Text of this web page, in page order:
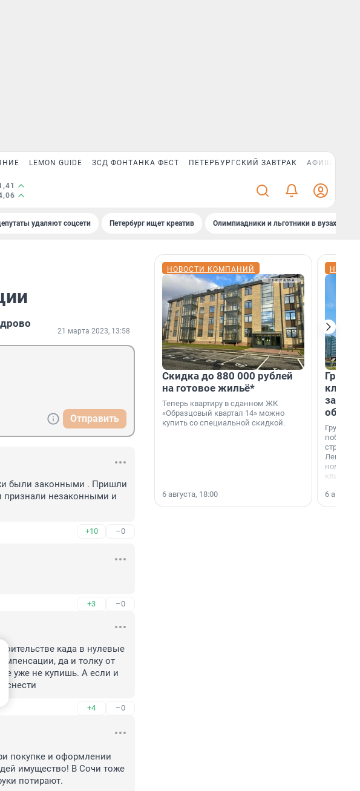
LEMON GUIDE ЗСД ФОНТАНКА ФЕСТ ПЕТЕРБУРГСКИЙ ЗАВТРАК АФИША PLUS
удаляют соцсети Петербург ищет креатив Олимпиадники и льготники в вузах СПб
21 марта 2023, 13:58
Отправить
были законными . Пришли
незаконными и
+10 –0
+3 –0
када в нулевые
да и толку от
уже не купишь. А если и
снести
+4 –0
покупке и оформлении
имущество! В Сочи тоже
потирают.
НОВОСТИ КОМПАНИЙ
Скидка до 880 000 рублей
на готовое жильё*
Теперь квартиру в сданном ЖК
«Образцовый квартал 14» можно
купить со специальной скидкой.
6 августа, 18:00
Группа
области».
6